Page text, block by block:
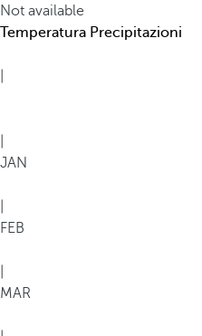
Not available
Temperatura Precipitazioni
JAN
FEB
MAR